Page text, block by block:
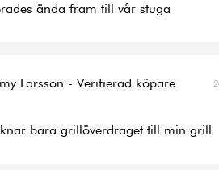
ända fram till vår stuga
Larsson - Verifierad köpare
bara grillöverdraget till min grill